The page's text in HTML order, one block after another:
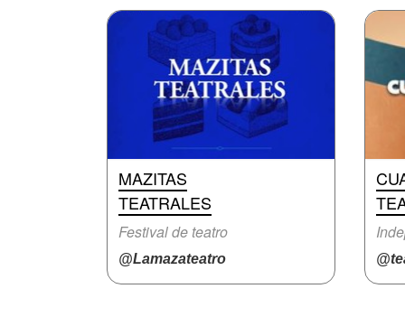
MAZITAS
TEATRALES
Festival de teatro
@Lamazateatro